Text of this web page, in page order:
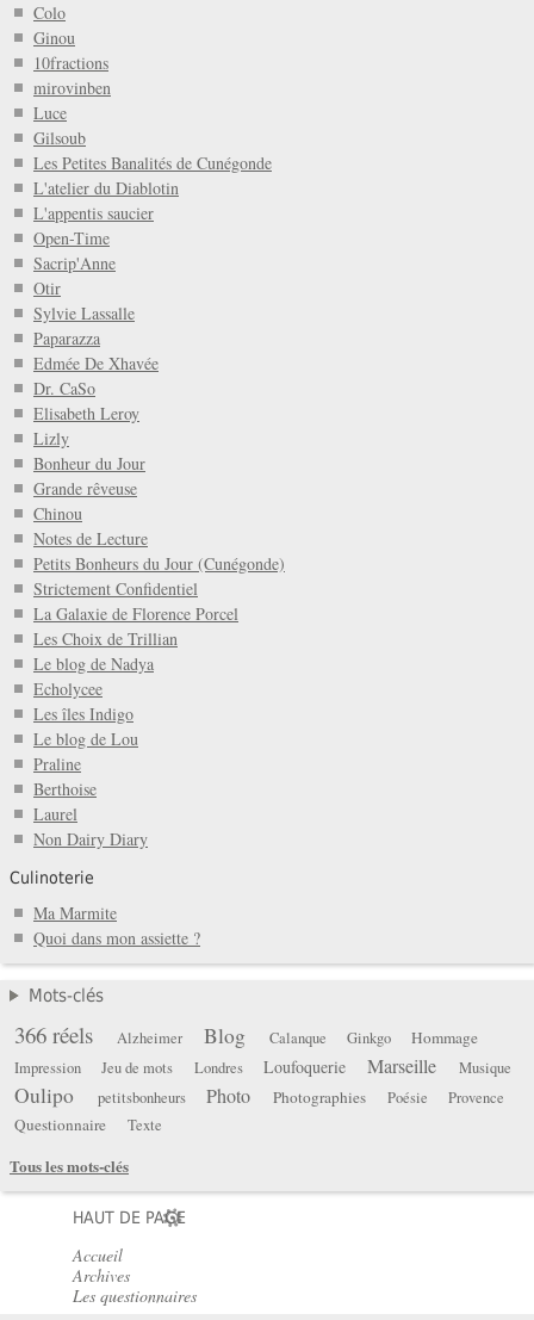
Colo
Ginou
10fractions
mirovinben
Luce
Gilsoub
Les Petites Banalités de Cunégonde
L'atelier du Diablotin
L'appentis saucier
Open-Time
Sacrip'Anne
Otir
Sylvie Lassalle
Paparazza
Edmée De Xhavée
Dr. CaSo
Elisabeth Leroy
Lizly
Bonheur du Jour
Grande rêveuse
Chinou
Notes de Lecture
Petits Bonheurs du Jour (Cunégonde)
Strictement Confidentiel
La Galaxie de Florence Porcel
Les Choix de Trillian
Le blog de Nadya
Echolycee
Les îles Indigo
Le blog de Lou
Praline
Berthoise
Laurel
Non Dairy Diary
Culinoterie
Ma Marmite
Quoi dans mon assiette ?
Mots-clés
366 réels Alzheimer Blog Calanque Ginkgo Hommage
Impression Jeu de mots Londres Loufoquerie Marseille Musique
Oulipo petitsbonheurs Photo Photographies Poésie Provence
Questionnaire Texte
Tous les mots-clés
HAUT DE PAGE
Accueil
Archives
Les questionnaires